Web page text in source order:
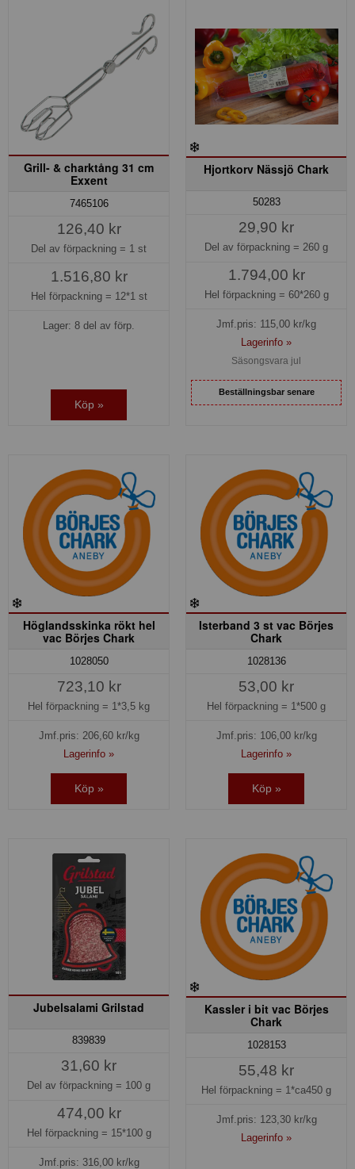
Grill- & charktång 31 cm
Exxent
7465106
126,40 kr
Del av förpackning = 1 st
1.516,80 kr
Hel förpackning = 12*1 st
Lager: 8 del av förp.
Köp »
Hjortkorv Nässjö Chark
50283
29,90 kr
Del av förpackning = 260 g
1.794,00 kr
Hel förpackning = 60*260 g
Jmf.pris: 115,00 kr/kg
Lagerinfo »
Säsongsvara jul
Beställningsbar senare
Höglandsskinka rökt hel
vac Börjes Chark
1028050
723,10 kr
Hel förpackning = 1*3,5 kg
Jmf.pris: 206,60kr/kg
Lagerinfo »
Köp »
Isterband 3 st vac Börjes
Chark
1028136
53,00 kr
Hel förpackning = 1*500 g
Jmf.pris: 106,00kr/kg
Lagerinfo »
Köp »
Jubelsalami Grilstad
839839
31,60 kr
Del av förpackning = 100 g
474,00 kr
Hel förpackning = 15*100 g
Jmf.pris: 316,00kr/kg
Kassler i bit vac Börjes
Chark
1028153
55,48 kr
Hel förpackning = 1*ca450 g
Jmf.pris: 123,30kr/kg
Lagerinfo »